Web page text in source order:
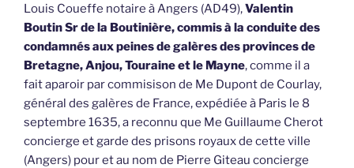
Louis Coueffe notaire à Angers (AD49),Valentin
Boutin Sr de la Boutinière, commis à la conduite des
condamnés aux peines de galères des provinces de
Bretagne, Anjou, Touraine et le Mayne, comme il a
fait aparoir par commisison de Me Dupont de Courlay,
général des galères de France, expédiée à Paris le 8
septembre 1635, a reconnu que Me Guillaume Cherot
concierge et garde des prisons royaux de cette ville
(Angers) pour et au nom de Pierre Giteau concierge